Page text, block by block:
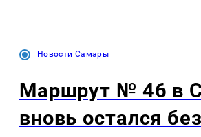
Новости Самары
Маршрут № 46 в
вновь остался без